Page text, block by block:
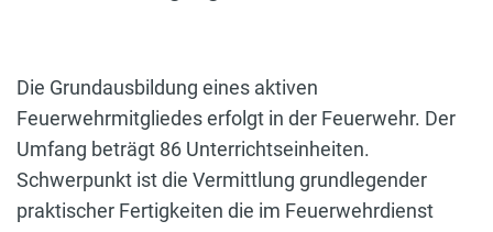
Die Grundausbildung eines aktiven
Feuerwehrmitgliedes erfolgt in der Feuerwehr. Der
Umfang beträgt 86 Unterrichtseinheiten.
Schwerpunkt ist die Vermittlung grundlegender
praktischer Fertigkeiten die im Feuerwehrdienst